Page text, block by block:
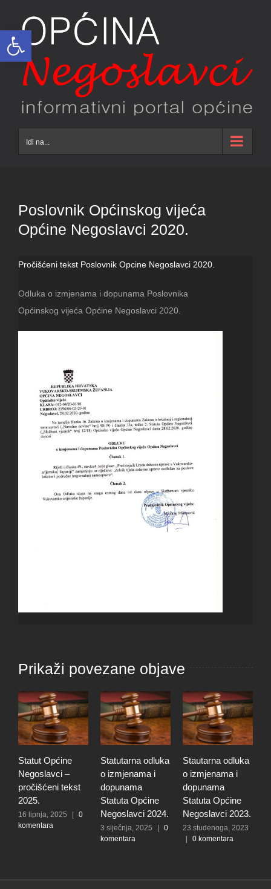
Open toolbar
content
Idi na...
Poslovnik Općinskog vijeća
Općine Negoslavci 2020.
Pročišćeni tekst Poslovnik Opcine Negoslavci 2020.
Odluka o izmjenama i dopunama Poslovnika
Općinskog vijeća Općine Negoslavci 2020.
Prikaži povezane objave
Statut Općine
Negoslavci –
pročišćeni tekst
2025.
16 lipnja, 2025 |
0
komentara
Statutarna odluka
o izmjenama i
dopunama
Statuta Općine
Negoslavci 2024.
3 siječnja, 2025 |
0
komentara
Stautarna odluka
o izmjenama i
dopunama
Statuta Općine
Negoslavci 2023.
23 studenoga, 2023
|
0 komentara